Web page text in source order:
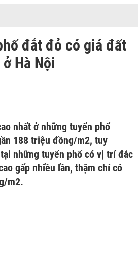
đắt đỏ có giá đất
Hà Nội
nhất ở những tuyến phố
188 triệu đồng/m2, tuy
những tuyến phố có vị trí đắc
gấp nhiều lần, thậm chí có
m2.